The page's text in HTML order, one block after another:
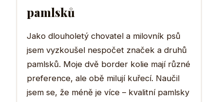
pamlsků
Jako dlouholetý chovatel a milovník psů
jsem vyzkoušel nespočet značek a druhů
pamlsků. Moje dvě border kolie mají různé
preference, ale obě milují kuřecí. Naučil
jsem se, že méně je více – kvalitní pamlsky